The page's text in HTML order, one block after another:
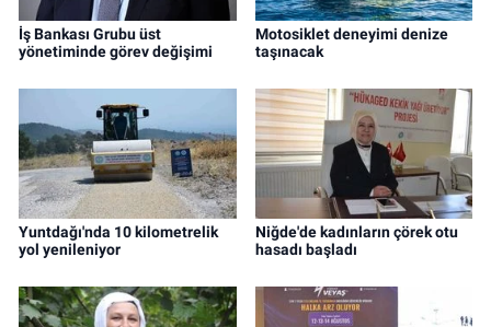
İş Bankası Grubu üst
yönetiminde görev değişimi
Motosiklet deneyimi denize
taşınacak
Yuntdağı'nda 10 kilometrelik
yol yenileniyor
Niğde'de kadınların çörek otu
hasadı başladı